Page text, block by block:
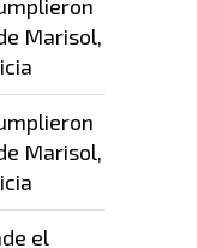
Marisol,
Marisol,
el